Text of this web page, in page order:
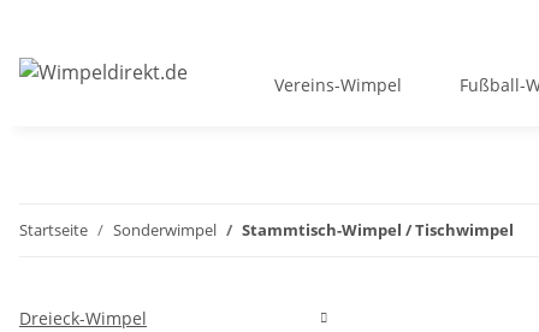
Vereins-Wimpel Fußball-
Startseite Sonderwimpel Stammtisch-Wimpel / Tischwimpel
Dreieck-Wimpel